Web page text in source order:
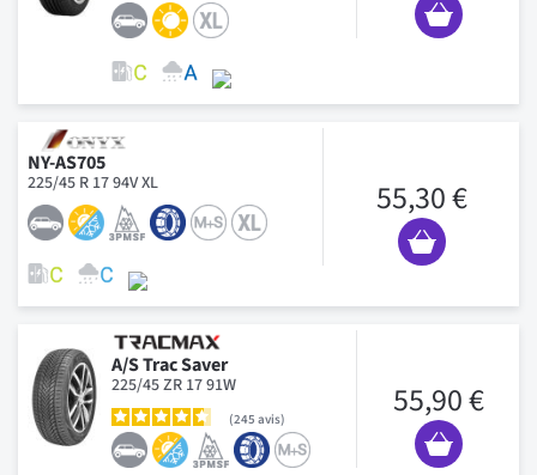
NY-AS705
225/45 R 17 94V XL 55,30 €
A/S Trac Saver
225/45 ZR 17 91W
245 avis 55,90 €